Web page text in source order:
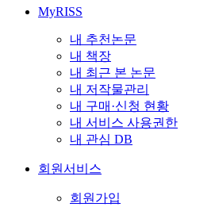
MyRISS
내 추천논문
내 책장
내 최근 본 논문
내 저작물관리
내 구매·신청 현황
내 서비스 사용권한
내 관심 DB
회원서비스
회원가입